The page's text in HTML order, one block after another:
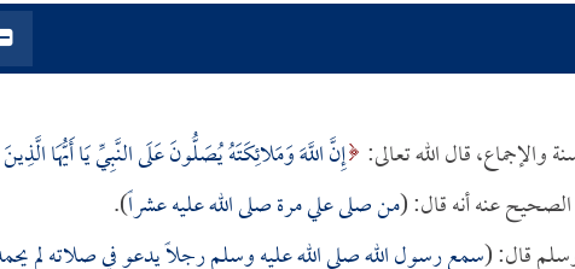
قال الله تعالى: إِنَّ اللَّهَ وَمَلائِكَتَهُ يُصَلُّونَ عَلَى النَّبِيِّ يَا أَيُّهَا الَّذِينَ
من صلى علي مرة صلى الله عليه عشراً).
قال: (سمع رسول الله صلى الله عليه وسلم رجلاً يدعو في صلاته لم